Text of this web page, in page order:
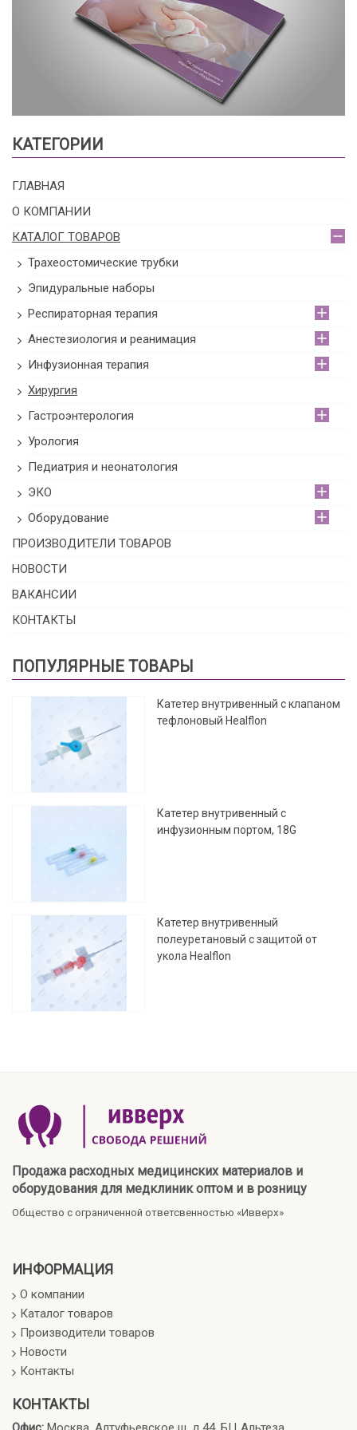
КАТЕГОРИИ
ГЛАВНАЯ
О КОМПАНИИ
КАТАЛОГ ТОВАРОВ
Трахеостомические трубки
Эпидуральные наборы
Респираторная терапия
Анестезиология и реанимация
Инфузионная терапия
Хирургия
Гастроэнтерология
Урология
Педиатрия и неонатология
ЭКО
Оборудование
ПРОИЗВОДИТЕЛИ ТОВАРОВ
НОВОСТИ
ВАКАНСИИ
КОНТАКТЫ
ПОПУЛЯРНЫЕ ТОВАРЫ
Катетер внутривенный с клапаном
тефлоновый Healflon
Катетер внутривенный с
инфузионным портом, 18G
Катетер внутривенный
полеуретановый с защитой от
укола Healflon
Продажа расходных медицинских материалов и
оборудования для медклиник оптом и в розницу
Общество с ограниченной ответсвенностью «Ивверх»
ИНФОРМАЦИЯ
О компании
Каталог товаров
Производители товаров
Новости
Контакты
КОНТАКТЫ